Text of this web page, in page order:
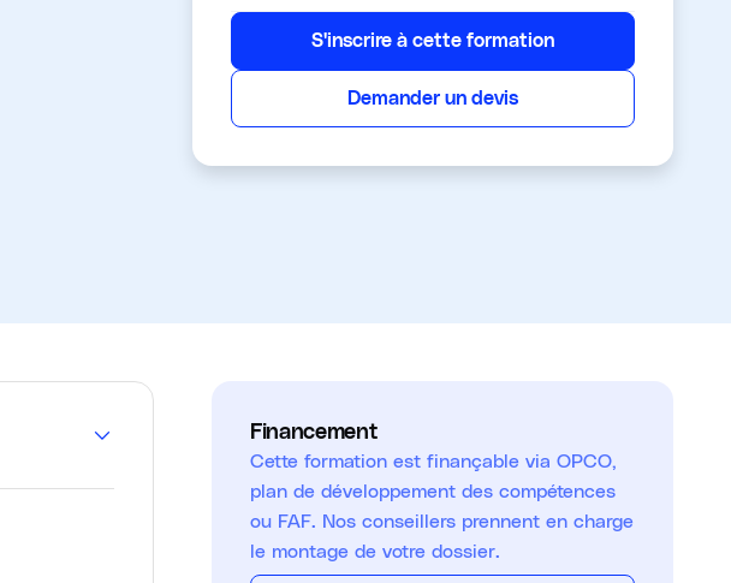
S'inscrire à cette formation
Demander un devis
Financement
Cette formation est finançable via OPCO,
plan de développement des compétences
ou FAF. Nos conseillers prennent en charge
le montage de votre dossier.